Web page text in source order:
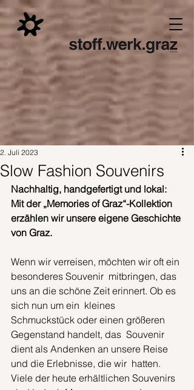
Slow Fashion Souvenirs
2. Juli 2023
Nachhaltig, handgefertigt und lokal:
Mit der „Memories of Graz“-Kollektion
erzählen wir unsere eigene Geschichte
von Graz.
Wenn wir verreisen, möchten wir oft ein
besonderes Souvenir  mitbringen, das
uns an die schöne Zeit erinnert. Ob es
sich nun um ein  kleines
Schmuckstück oder einen größeren
Gegenstand handelt, das  Souvenir
dient als Andenken an unsere Reise
und die Erlebnisse, die wir  hatten.
Viele der heute erhältlichen Souvenirs